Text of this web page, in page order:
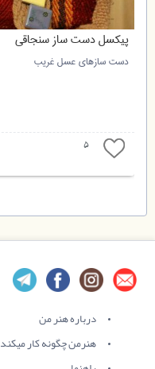
پیکسل دست ساز سنجاقی
دست سازهای عسل غریب
5
درباره هنر من
هنرمن چگونه کار میکند